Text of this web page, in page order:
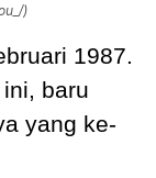
)
1987.
baru
yang ke-